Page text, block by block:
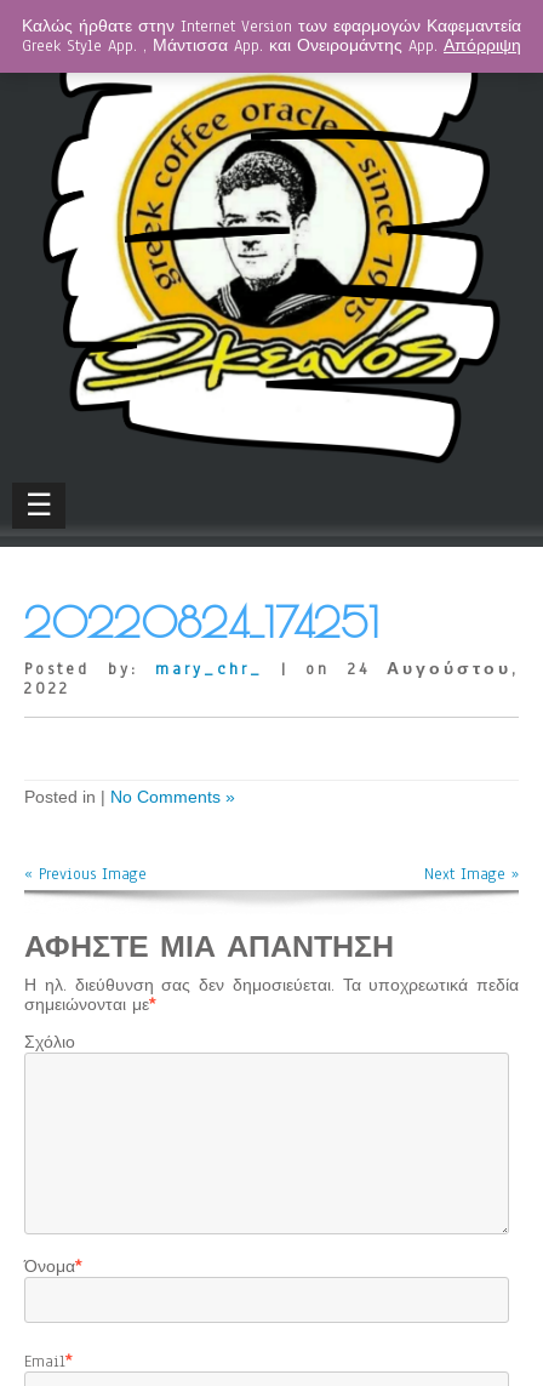
☰
20220824_174251
Posted by: mary_chr_
| on 24 Αυγούστου,
2022
Posted in | No Comments »
« Previous Image Next Image »
ΑΦΉΣΤΕ ΜΙΑ ΑΠΆΝΤΗΣΗ
Η ηλ. διεύθυνση σας δεν δημοσιεύεται. Τα υποχρεωτικά πεδία
σημειώνονται με*
Σχόλιο
Όνομα*
Email*
Καλώς ήρθατε στην Internet Version των εφαρμογών Καφεμαντεία
Greek Style App. , Μάντισσα App. και Ονειρομάντης App. Απόρριψη